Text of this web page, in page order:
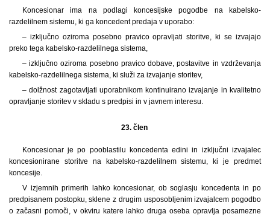
Koncesionar ima na podlagi koncesijske pogodbe na kabelsko-
razdelilnem sistemu, ki ga koncedent predaja v uporabo:
– izključno oziroma posebno pravico opravljati storitve, ki se izvajajo
preko tega kabelsko-razdelilnega sistema,
– izključno oziroma posebno pravico dobave, postavitve in vzdrževanja
kabelsko-razdelilnega sistema, ki služi za izvajanje storitev,
– dolžnost zagotavljati uporabnikom kontinuirano izvajanje in kvalitetno
opravljanje storitev v skladu s predpisi in v javnem interesu.
23. člen
Koncesionar je po pooblastilu koncedenta edini in izključni izvajalec
koncesionirane storitve na kabelsko-razdelilnem sistemu, ki je predmet
koncesije.
V izjemnih primerih lahko koncesionar, ob soglasju koncedenta in po
predpisanem postopku, sklene z drugim usposobljenim izvajalcem pogodbo
o začasni pomoči, v okviru katere lahko druga oseba opravlja posamezne